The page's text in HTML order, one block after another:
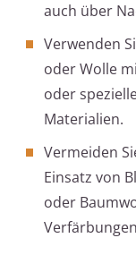
auch über
Verwenden
oder Wolle
oder
Materialien.
Vermeiden
Einsatz von
oder